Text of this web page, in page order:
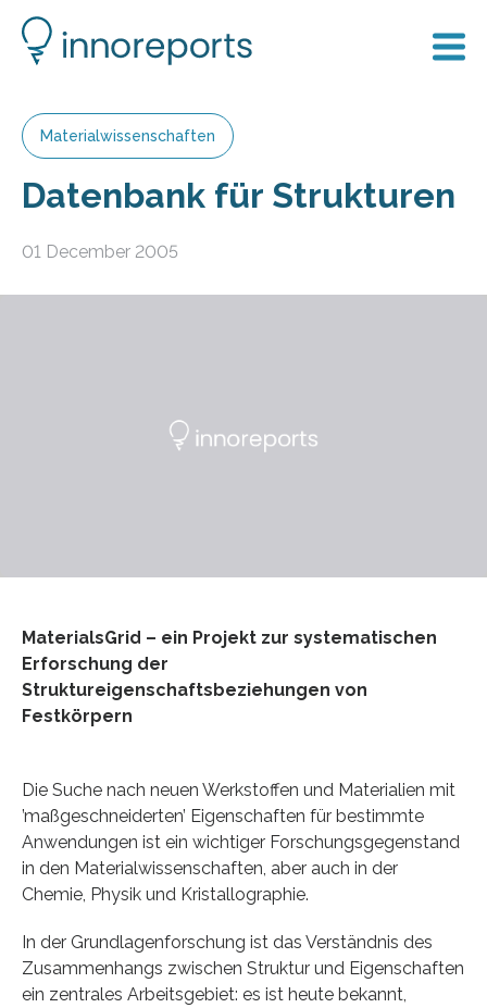
Materialwissenschaften
Datenbank für Strukturen
01 December 2005
MaterialsGrid – ein Projekt zur systematischen
Erforschung der
Struktureigenschaftsbeziehungen von
Festkörpern
Die Suche nach neuen Werkstoffen und Materialien mit
’maßgeschneiderten’ Eigenschaften für bestimmte
Anwendungen ist ein wichtiger Forschungsgegenstand
in den Materialwissenschaften, aber auch in der
Chemie, Physik und Kristallographie.
In der Grundlagenforschung ist das Verständnis des
Zusammenhangs zwischen Struktur und Eigenschaften
ein zentrales Arbeitsgebiet: es ist heute bekannt,